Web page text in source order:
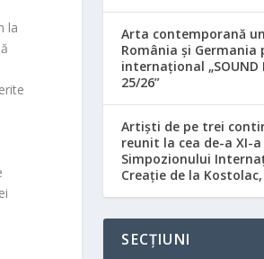
la
Arta contemporană
România și
internațional „SOUND
25/26”
Artiști de pe trei
reunit la cea de-a XI-
Simpozionului
Creație de la
SECȚIUNI